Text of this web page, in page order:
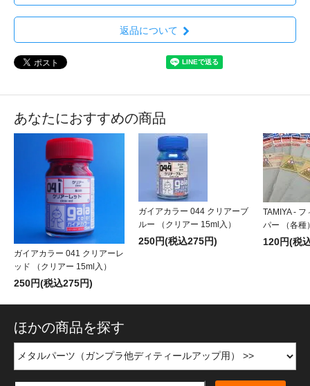
返品について
あなたにおすすめの商品
ガイアカラー 041 クリアーレ
ッド （クリアー 15ml入）
250円(税込275円)
ガイアカラー 044 クリアーブ
ルー （クリアー 15ml入）
250円(税込275円)
TAMIYA -
パー （各種
120円(税
ほかの商品を探す